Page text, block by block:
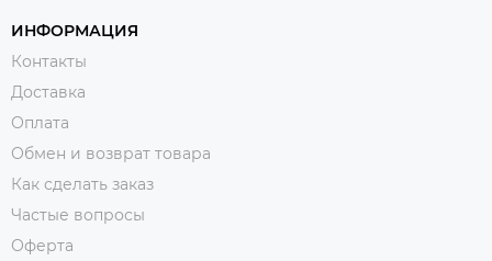
ИНФОРМАЦИЯ
Контакты
Доставка
Оплата
Обмен и возврат товара
Как сделать заказ
Частые вопросы
Оферта